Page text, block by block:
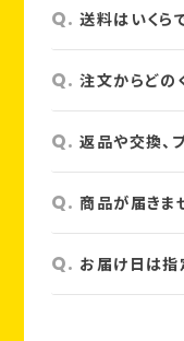
送料はいくら
注文からどの
返品や交換、
商品が届きま
お届け日は指